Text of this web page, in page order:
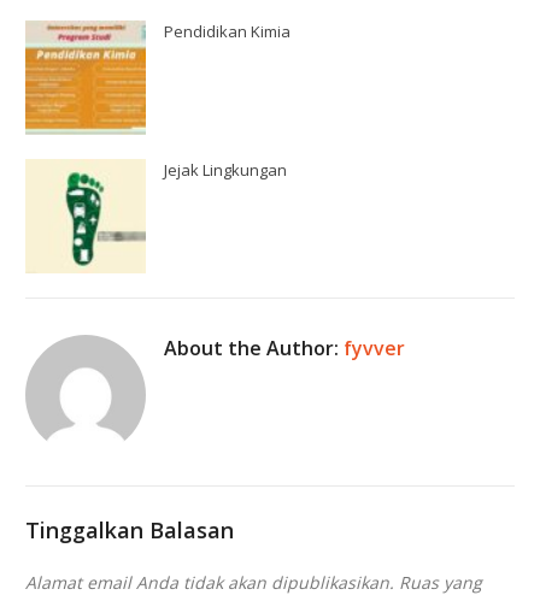
Pendidikan Kimia
Jejak Lingkungan
About the Author: fyvver
Tinggalkan Balasan
Alamat email Anda tidak akan dipublikasikan. Ruas yang